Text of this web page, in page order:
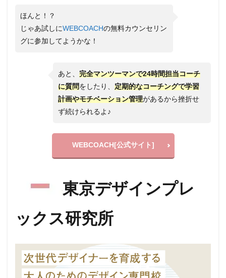
ほんと！？
じゃあ試しにWEBCOACHの無料カウンセリン
グに参加してようかな！
あと、 完全マンツーマンで24時間担当コーチ
に質問をしたり、 定期的なコーチングで学習
計画やモチベーション管理があるから挫折せ
ず続けられるよ♪
WEBCOACH[公式サイト]
東京デザインプレ
ックス研究所